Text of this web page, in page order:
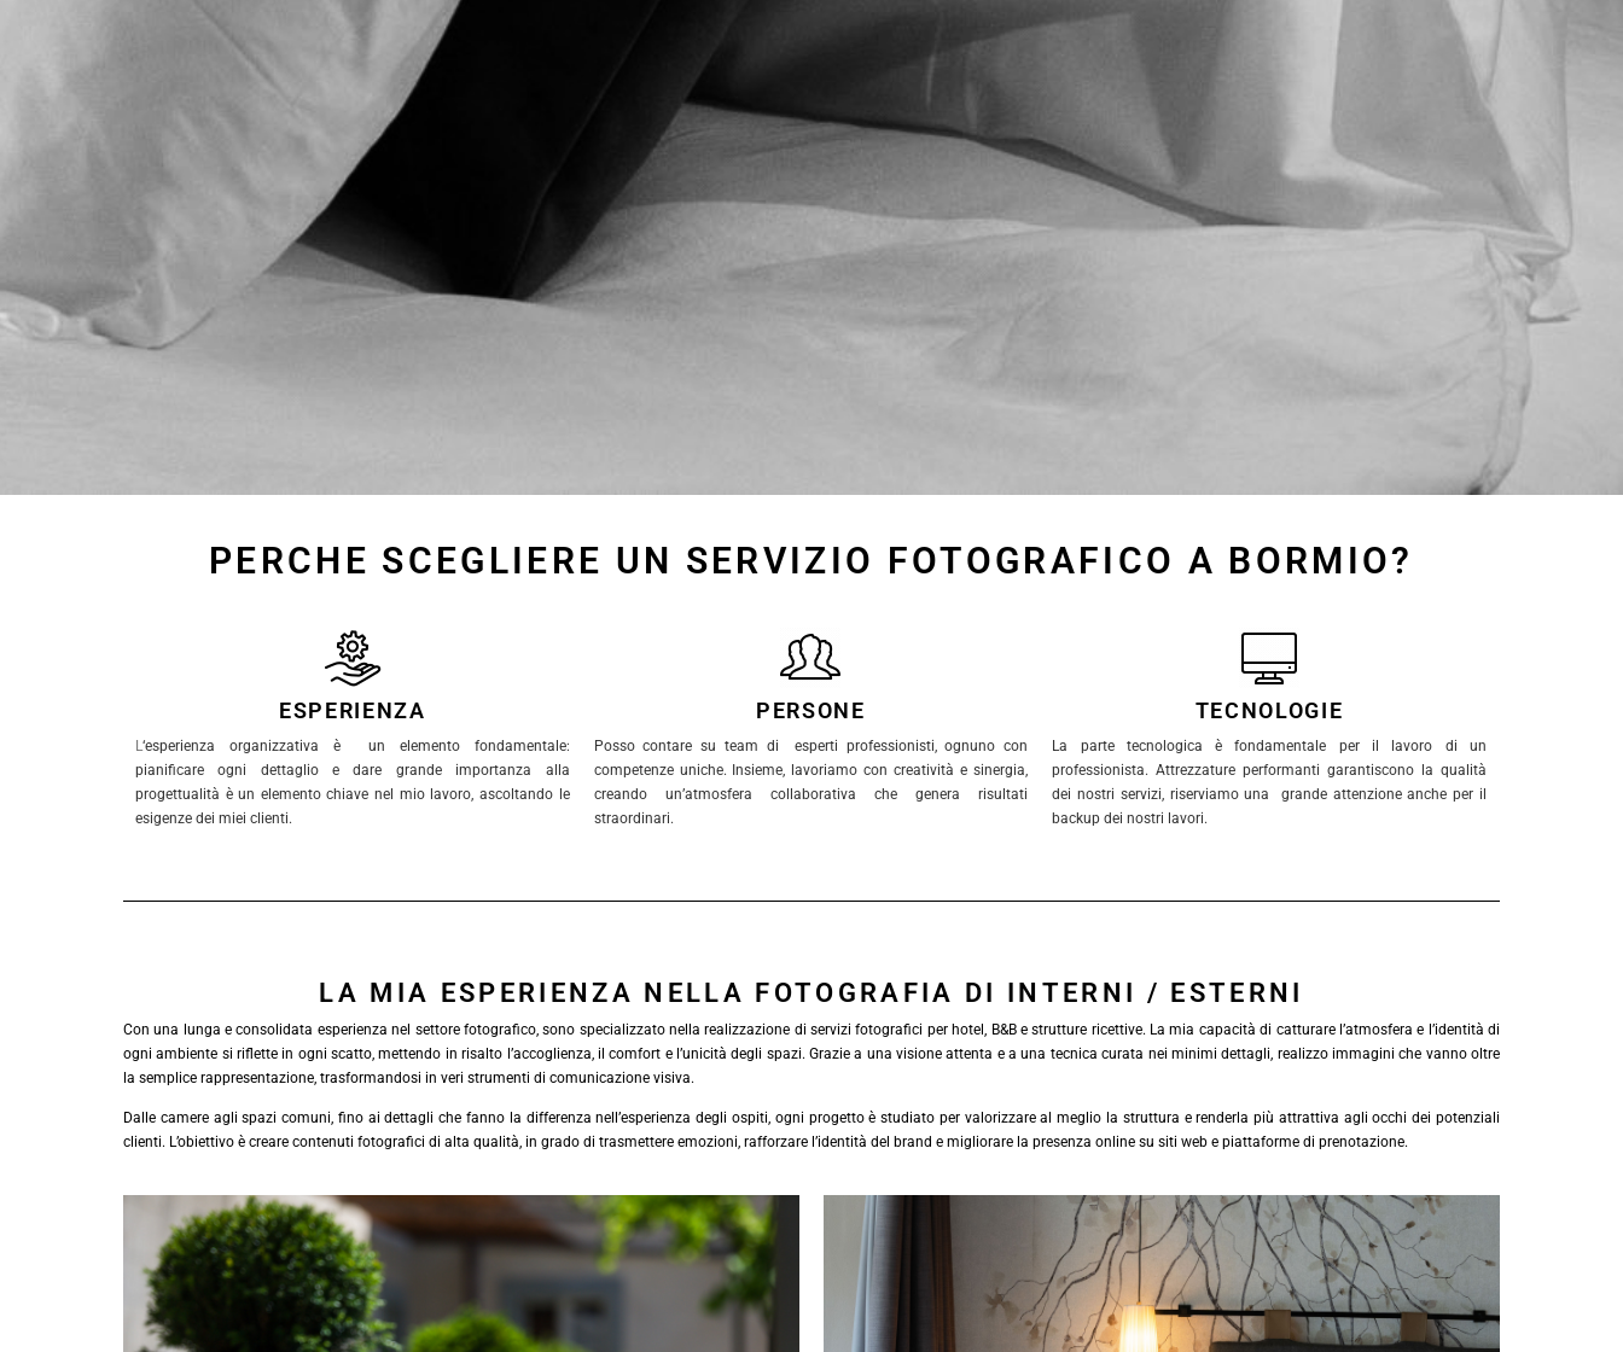
PERCHE SCEGLIERE UN SERVIZIO FOTOGRAFICO A BORMIO?
ESPERIENZA
L ‘esperienza organizzativa è un elemento fondamentale:
pianificare ogni dettaglio e dare grande importanza alla
progettualità è un elemento chiave nel mio lavoro, ascoltando le
esigenze dei miei clienti.
PERSONE
Posso contare su team di esperti professionisti, ognuno con
competenze uniche. Insieme, lavoriamo con creatività e sinergia,
creando un’atmosfera collaborativa che genera risultati
straordinari.
TECNOLOGIE
La parte tecnologica è fondamentale per il lavoro di un
professionista. Attrezzature performanti garantiscono la qualità
dei nostri servizi, riserviamo una grande attenzione anche per il
backup dei nostri lavori.
LA MIA ESPERIENZA NELLA FOTOGRAFIA DI INTERNI / ESTERNI
Con una lunga e consolidata esperienza nel settore fotografico, sono specializzato nella realizzazione di servizi fotografici per hotel, B&B e strutture ricettive. La mia capacità di catturare l’atmosfera e l’identità di
ogni ambiente si riflette in ogni scatto, mettendo in risalto l’accoglienza, il comfort e l’unicità degli spazi. Grazie a una visione attenta e a una tecnica curata nei minimi dettagli, realizzo immagini che vanno oltre
la semplice rappresentazione, trasformandosi in veri strumenti di comunicazione visiva.
Dalle camere agli spazi comuni, fino ai dettagli che fanno la differenza nell’esperienza degli ospiti, ogni progetto è studiato per valorizzare al meglio la struttura e renderla più attrattiva agli occhi dei potenziali
clienti. L’obiettivo è creare contenuti fotografici di alta qualità, in grado di trasmettere emozioni, rafforzare l’identità del brand e migliorare la presenza online su siti web e piattaforme di prenotazione.